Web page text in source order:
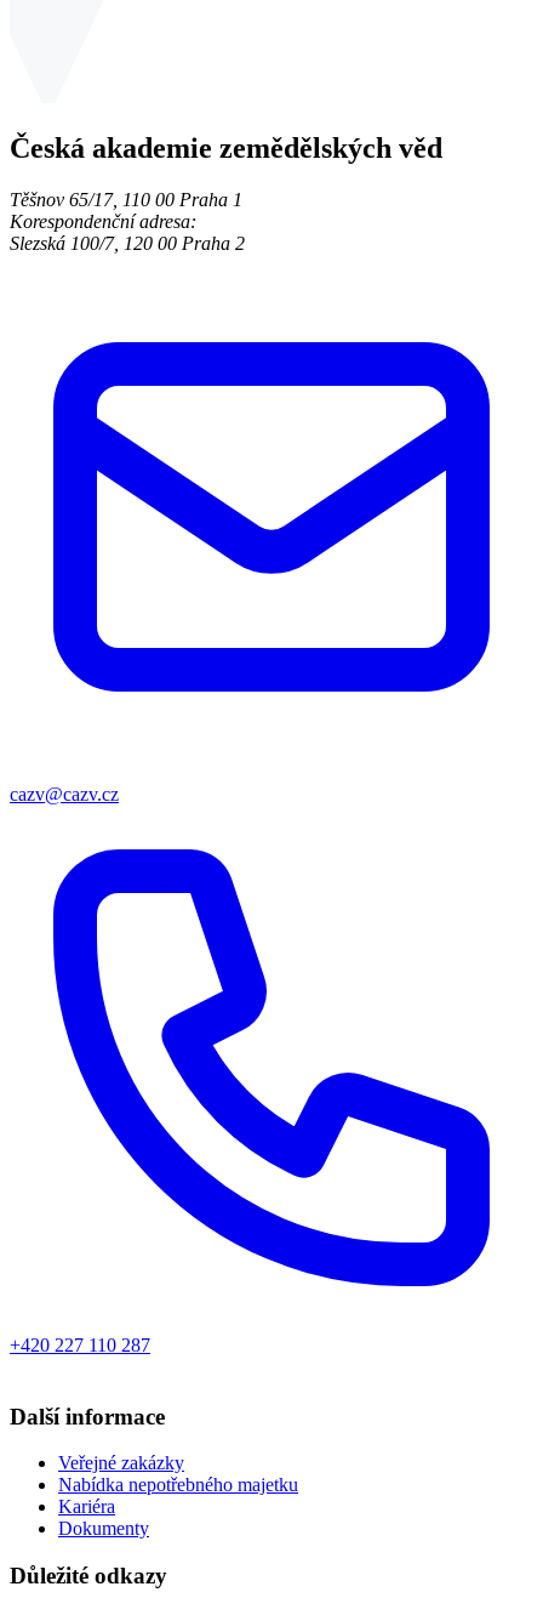
Česká akademie zemědělských věd
Těšnov 65/17, 110 00 Praha 1
Korespondenční adresa:
Slezská 100/7, 120 00 Praha 2
cazv@cazv.cz
+420 227 110 287
Další informace
Veřejné zakázky
Nabídka nepotřebného majetku
Kariéra
Dokumenty
Důležité odkazy